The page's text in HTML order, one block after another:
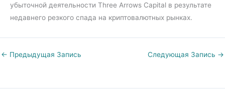
убыточной деятельности Three Arrows Capital в результате
недавнего резкого спада на криптовалютных рынках.
← Предыдущая Запись Следующая Запись →